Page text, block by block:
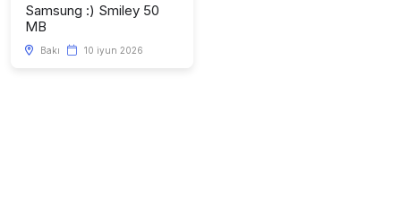
Samsung :) Smiley 50
MB
Bakı 10 iyun 2026